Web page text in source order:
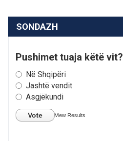
SONDAZH
Pushimet tuaja këtë vit?
Në Shqipëri
Jashtë vendit
Asgjëkundi
Vote View Results